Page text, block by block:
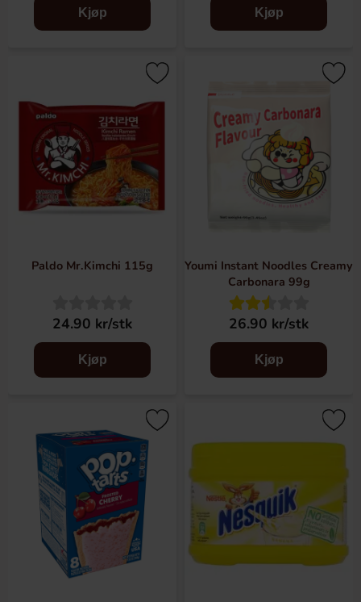
Kjøp Kjøp
Paldo Mr.Kimchi 115g
24.90 kr/stk
Kjøp
Youmi Instant Noodles Creamy
Carbonara 99g
26.90 kr/stk
Kjøp